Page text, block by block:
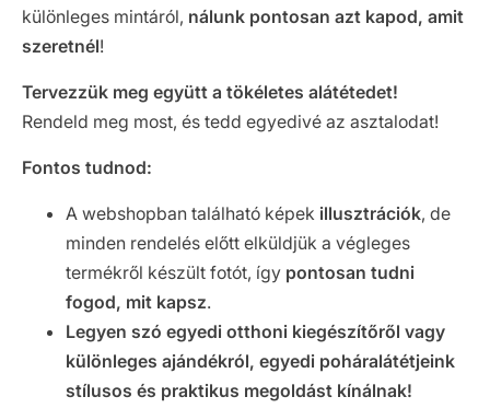
különleges mintáról, nálunk pontosan azt kapod, amit
szeretnél!
Tervezzük meg együtt a tökéletes alátétedet!
Rendeld meg most, és tedd egyedivé az asztalodat!
Fontos tudnod:
A webshopban található képek illusztrációk, de
minden rendelés előtt elküldjük a végleges
termékről készült fotót, így pontosan tudni
fogod, mit kapsz.
Legyen szó egyedi otthoni kiegészítőről vagy
különleges ajándékról, egyedi poháralátétjeink
stílusos és praktikus megoldást kínálnak!